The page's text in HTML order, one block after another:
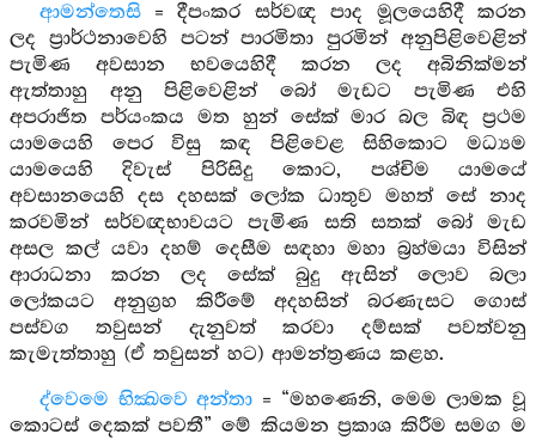
ආමන්තෙසි= දීපංකර සර්වඥ පාද මූලයෙහිදී කරන
ලද ප්‍රාර්ථනාවෙහි පටන් පාරමිතා පුරමින් අනුපිළිවෙළින්
පැමිණ අවසාන භවයෙහිදී කරන ලද අබිනික්මන්
ඇත්තාහු අනු පිළිවෙළින් බෝ මැඩට පැමිණ එහි
අපරාජිත පර්යංකය මත හුන් සේක් මාර බල බිඳ ප්‍රථම
යාමයෙහි පෙර විසු කඳ පිළිවෙළ සිහිකොට මධ්‍යම
යාමයෙහි දිවැස් පිරිසිදු කොට, පශ්චිම යාමයේ
අවසානයෙහි දස දහසක් ලෝක ධාතුව මහත් සේ නාද
කරවමින් සර්වඥභාවයට පැමිණ සති සතක් බෝ මැඩ
අසල කල් යවා දහම් දෙසීම සඳහා මහා බ්‍රහ්මයා විසින්
ආරාධනා කරන ලද සේක් බුදු ඇසින් ලොව බලා
ලෝකයට අනුග්‍රහ කිරීමේ අදහසින් බරණැසට ගොස්
පස්වග තවුසන් දැනුවත් කරවා දම්සක් පවත්වනු
කැමැත්තාහු (ඒ තවුසන් හට) ආමන්ත්‍රණය කළහ.
ද්වෙමෙ භික්‍ඛවෙ අන්තා = “මහණෙනි, මෙම ලාමක වූ
කොටස් දෙකක් පවතී” මේ කියමන ප්‍රකාශ කිරීම සමග ම